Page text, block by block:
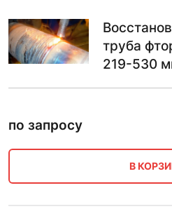
труба
219-530
по запросу
В